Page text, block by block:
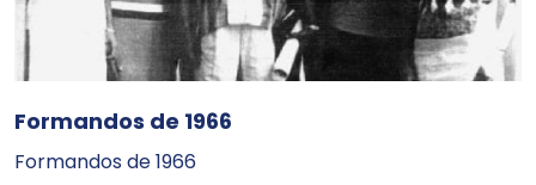
Formandos de 1966
Formandos de 1966